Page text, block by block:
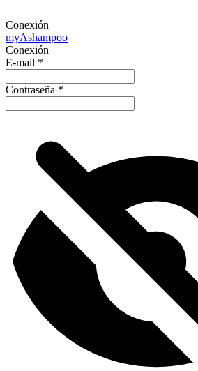
Conexión
myAshampoo
Conexión
E-mail *
Contraseña *